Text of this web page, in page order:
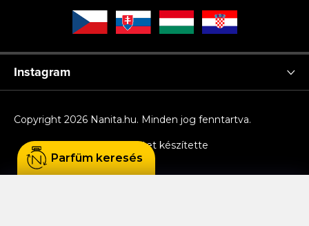
Instagram
Shoptet készítette
Copyright 2026 Nanita.hu. Minden jog fenntartva.
Parfüm keresés